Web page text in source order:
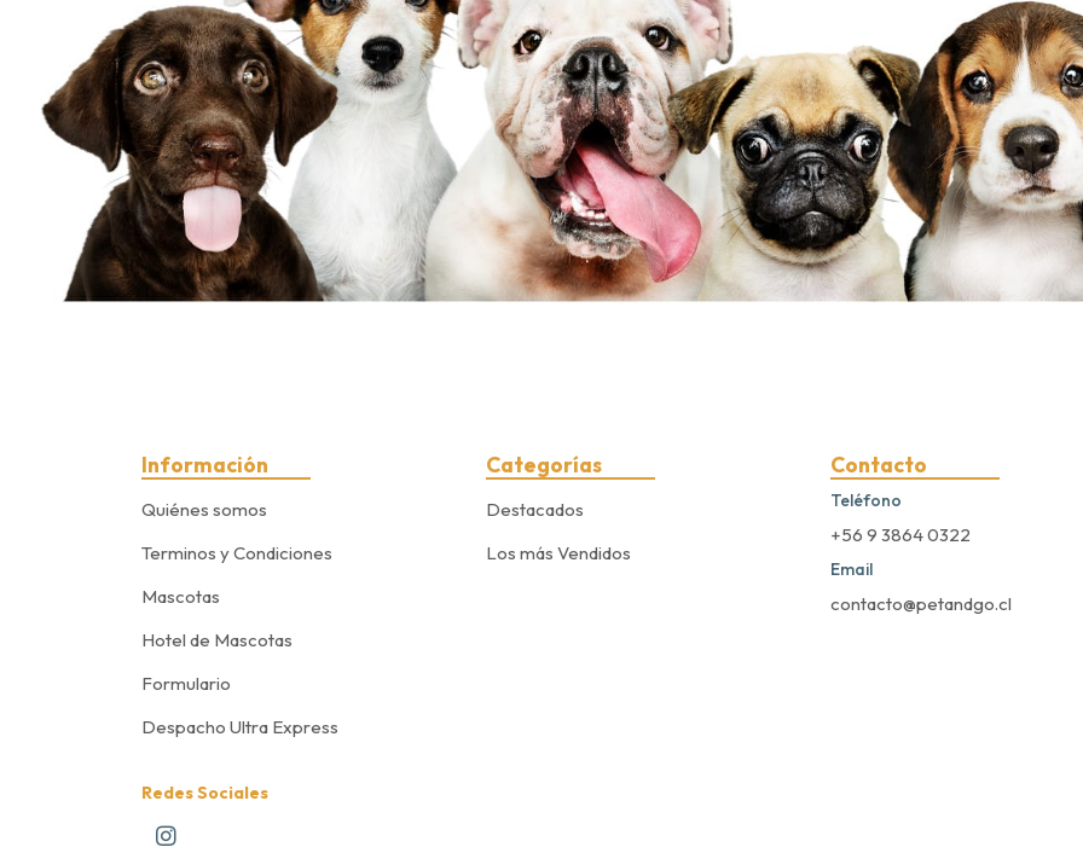
Información
Quiénes somos
Terminos y Condiciones
Mascotas
Hotel de Mascotas
Formulario
Despacho Ultra Express
Categorías
Destacados
Los más Vendidos
Contacto
Teléfono
+56 9 3864 0322
Email
contacto@petandgo.cl
Redes Sociales